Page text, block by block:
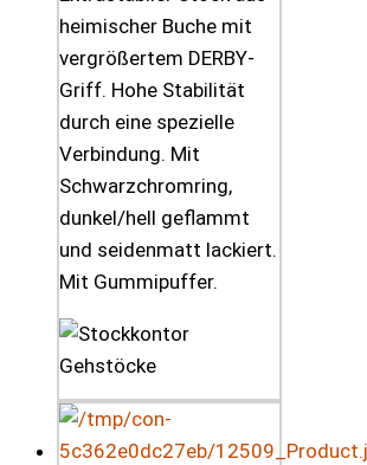
heimischer Buche mit
vergrößertem DERBY-
Griff. Hohe Stabilität
durch eine spezielle
Verbindung. Mit
Schwarzchromring,
dunkel/hell geflammt
und seidenmatt lackiert.
Mit Gummipuffer.